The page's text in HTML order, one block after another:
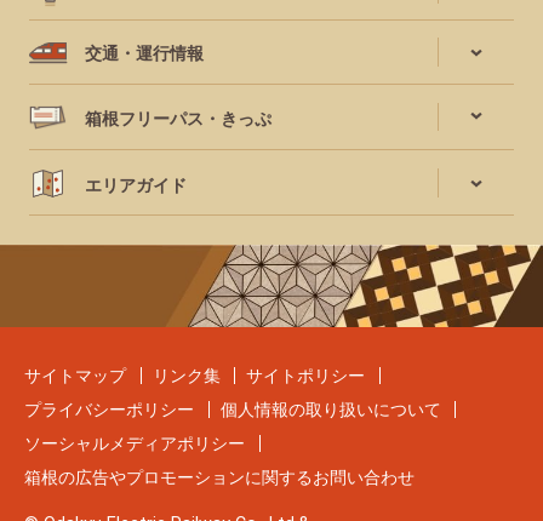
交通・運行情報
箱根フリーパス・きっぷ
エリアガイド
サイトマップ リンク集
サイトポリシー
プライバシーポリシー
個人情報の取り扱いについて
ソーシャルメディアポリシー
箱根の広告やプロモーションに関するお問い合わせ